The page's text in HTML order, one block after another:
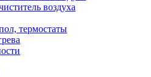
воздуха
термостаты